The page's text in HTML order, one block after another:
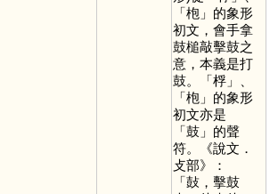
「枹 」的象形
初文，會手拿
鼓槌敲擊鼓之
意，本義是打
鼓。「桴」、
「枹 」的象形
初文亦是
「鼓」的聲
符。《說文．
攴部》：
「鼔，擊鼓